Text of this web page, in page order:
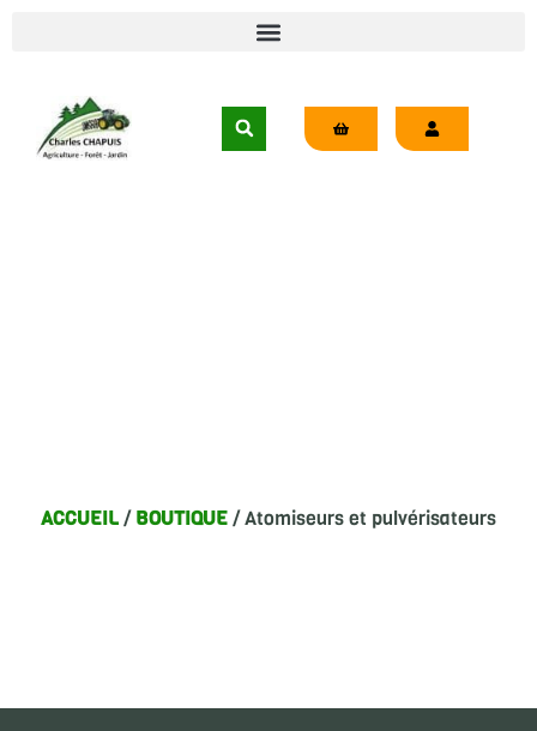
ACCUEIL/BOUTIQUE/ Atomiseurs et pulvérisateurs